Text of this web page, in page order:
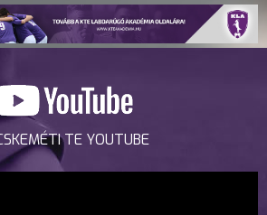
TE YOUTUBE